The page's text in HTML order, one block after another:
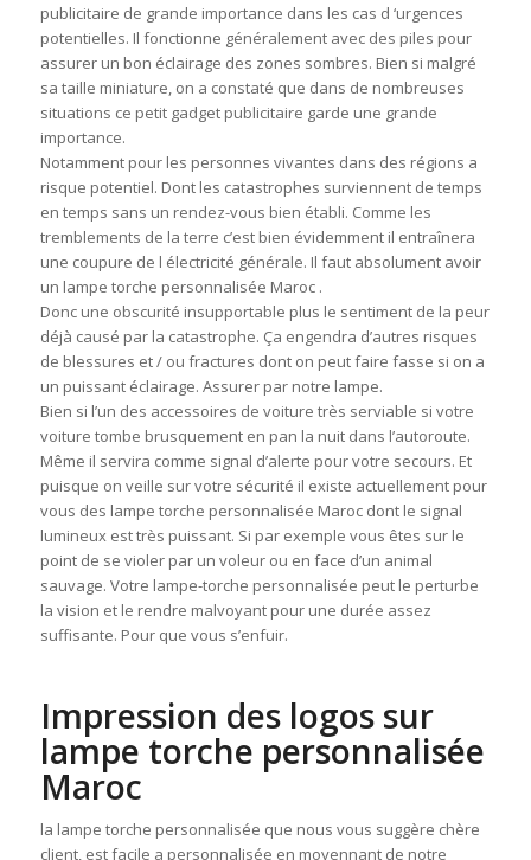
publicitaire de grande importance dans les cas d ‘urgences
potentielles. Il fonctionne généralement avec des piles pour
assurer un bon éclairage des zones sombres. Bien si malgré
sa taille miniature, on a constaté que dans de nombreuses
situations ce petit gadget publicitaire garde une grande
importance.
Notamment pour les personnes vivantes dans des régions a
risque potentiel. Dont les catastrophes surviennent de temps
en temps sans un rendez-vous bien établi. Comme les
tremblements de la terre c’est bien évidemment il entraînera
une coupure de l électricité générale. Il faut absolument avoir
un lampe torche personnalisée Maroc .
Donc une obscurité insupportable plus le sentiment de la peur
déjà causé par la catastrophe. Ça engendra d’autres risques
de blessures et / ou fractures dont on peut faire fasse si on a
un puissant éclairage. Assurer par notre lampe.
Bien si l’un des accessoires de voiture très serviable si votre
voiture tombe brusquement en pan la nuit dans l’autoroute.
Même il servira comme signal d’alerte pour votre secours. Et
puisque on veille sur votre sécurité il existe actuellement pour
vous des lampe torche personnalisée Maroc dont le signal
lumineux est très puissant. Si par exemple vous êtes sur le
point de se violer par un voleur ou en face d’un animal
sauvage. Votre lampe-torche personnalisée peut le perturbe
la vision et le rendre malvoyant pour une durée assez
suffisante. Pour que vous s’enfuir.
Impression des logos sur
lampe torche personnalisée
Maroc
la lampe torche personnalisée que nous vous suggère chère
client, est facile a personnalisée en moyennant de notre